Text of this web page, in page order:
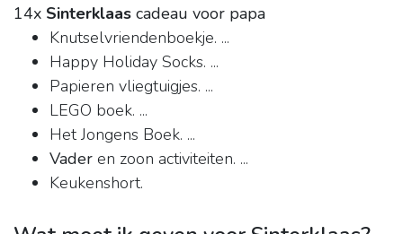
14x Sinterklaas cadeau voor papa
Knutselvriendenboekje. ...
Happy Holiday Socks. ...
Papieren vliegtuigjes. ...
LEGO boek. ...
Het Jongens Boek. ...
Vader en zoon activiteiten. ...
Keukenshort.